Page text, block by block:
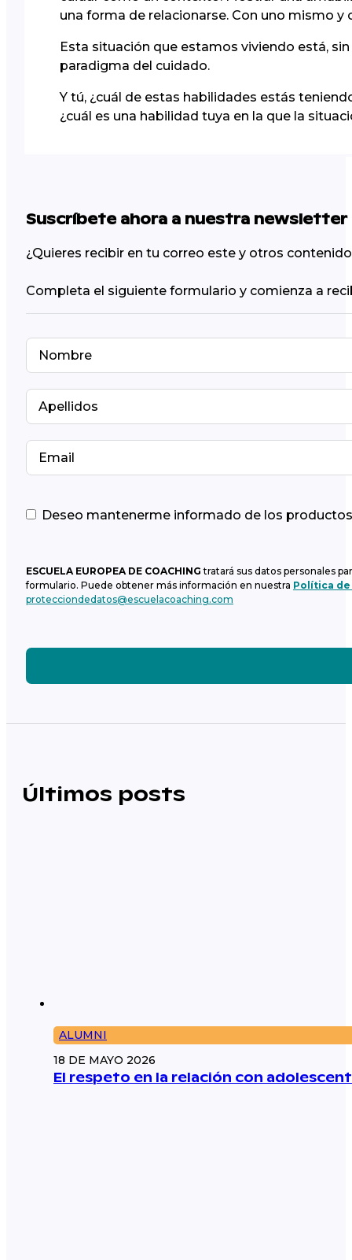
una forma de relacionarse. Con uno mismo y
Esta situación que estamos viviendo está,
paradigma del cuidado.
Y tú, ¿cuál de estas habilidades estás
¿cuál es una habilidad tuya en la que la
Suscríbete ahora a nuestra newsletter
¿Quieres recibir en tu correo este y otros
Completa el siguiente formulario y comienza a
Deseo mantenerme informado de los
ESCUELA EUROPEA DE COACHING tratará sus datos personales
formulario. Puede obtener más información en nuestra Política
protecciondedatos@escuelacoaching.com
Últimos posts
ALUMNI
18 DE MAYO 2026
El respeto en la relación con